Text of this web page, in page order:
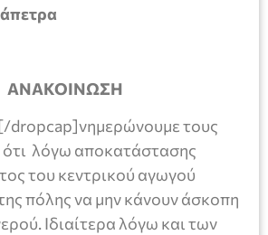
ΑΝΑΚΟΙΝΩΣΗ
τους
λόγω αποκατάστασης
του κεντρικού αγωγού
πόλης να μην κάνουν άσκοπη
Ιδιαίτερα λόγω και των